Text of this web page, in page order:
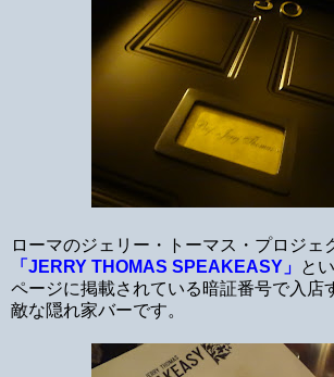
ローマのジェリー・トーマス・プロジェ
「JERRY THOMAS SPEAKEASY」 と
ページに掲載されている暗証番号で入店
敵な隠れ家バーです。